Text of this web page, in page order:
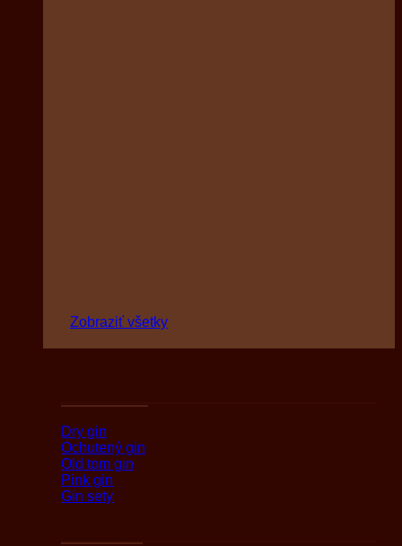
Zobraziť všetky
Dry gin
Ochutený gin
Old tom gin
Pink gin
Gin sety